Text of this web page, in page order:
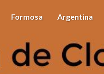
Formosa Argentina